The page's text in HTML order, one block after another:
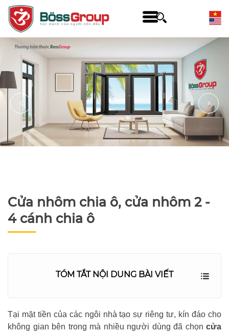
Cửa nhôm chia ô, cửa nhôm 2 -
4 cánh chia ô
TÓM TẮT NỘI DUNG BÀI VIẾT
Tại mặt tiền của các ngôi nhà tạo sự riêng tư, kín đáo cho
không gian bên trong mà nhiều người dùng đã chọn cửa